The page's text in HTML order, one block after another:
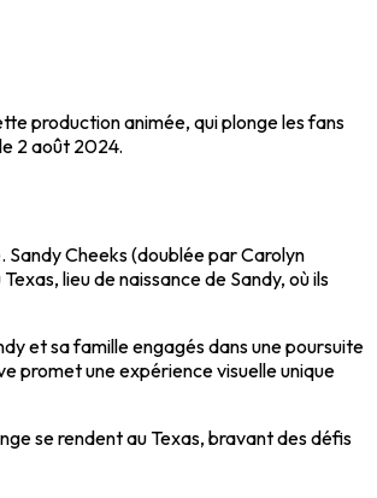
production animée, qui plonge les fans
2 août 2024.
Cheeks (doublée par Carolyn
lieu de naissance de Sandy, où ils
et sa famille engagés dans une poursuite
promet une expérience visuelle unique
se rendent au Texas, bravant des défis